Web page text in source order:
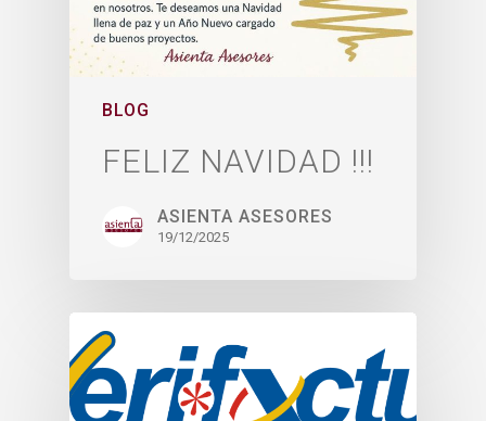
BLOG
FELIZ NAVIDAD !!!
ASIENTA ASESORES
19/12/2025